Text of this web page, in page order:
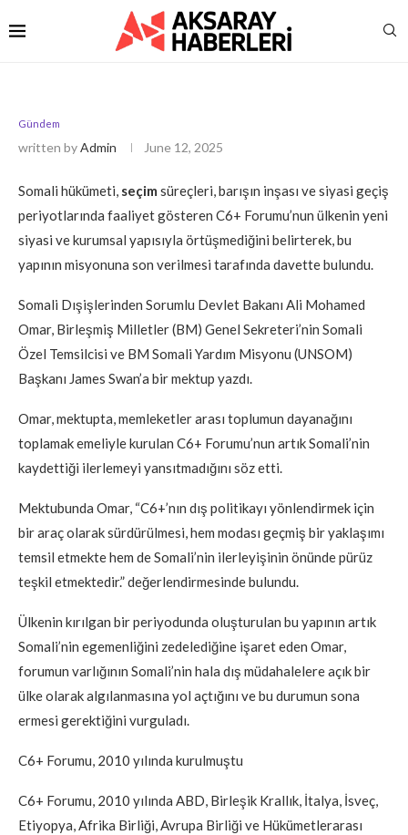
Gündem
written byAdmin June 12, 2025
Somali hükümeti, seçim süreçleri, barışın inşası ve siyasi geçiş
periyotlarında faaliyet gösteren C6+ Forumu’nun ülkenin yeni
siyasi ve kurumsal yapısıyla örtüşmediğini belirterek, bu
yapının misyonuna son verilmesi tarafında davette bulundu.
Somali Dışişlerinden Sorumlu Devlet Bakanı Ali Mohamed
Omar, Birleşmiş Milletler (BM) Genel Sekreteri’nin Somali
Özel Temsilcisi ve BM Somali Yardım Misyonu (UNSOM)
Başkanı James Swan’a bir mektup yazdı.
Omar, mektupta, memleketler arası toplumun dayanağını
toplamak emeliyle kurulan C6+ Forumu’nun artık Somali’nin
kaydettiği ilerlemeyi yansıtmadığını söz etti.
Mektubunda Omar, “C6+’nın dış politikayı yönlendirmek için
bir araç olarak sürdürülmesi, hem modası geçmiş bir yaklaşımı
temsil etmekte hem de Somali’nin ilerleyişinin önünde pürüz
teşkil etmektedir.” değerlendirmesinde bulundu.
Ülkenin kırılgan bir periyodunda oluşturulan bu yapının artık
Somali’nin egemenliğini zedelediğine işaret eden Omar,
forumun varlığının Somali’nin hala dış müdahalelere açık bir
ülke olarak algılanmasına yol açtığını ve bu durumun sona
ermesi gerektiğini vurguladı.
C6+ Forumu, 2010 yılında kurulmuştu
C6+ Forumu, 2010 yılında ABD, Birleşik Krallık, İtalya, İsveç,
Etiyopya, Afrika Birliği, Avrupa Birliği ve Hükümetlerarası